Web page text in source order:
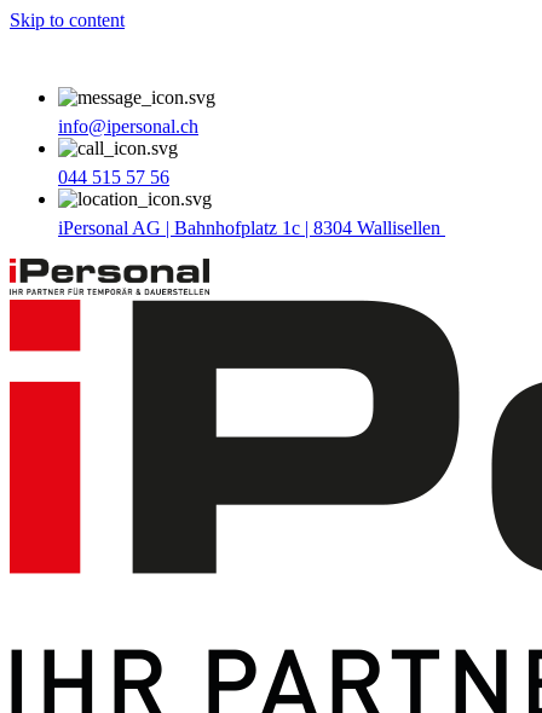
Skip to content
info@ipersonal.ch
044 515 57 56
iPersonal AG | Bahnhofplatz 1c | 8304 Wallisellen